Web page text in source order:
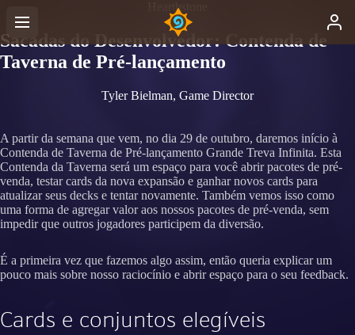
Hearthstone
Sacadas do Desenvolvedor: Contenda de
Taverna de Pré-lançamento
Tyler Bielman, Game Director
A partir da semana que vem, no dia 29 de outubro, daremos início à
Contenda de Taverna de Pré-lançamento Grande Treva Infinita. Esta
Contenda da Taverna será um espaço para você abrir pacotes de pré-
venda, testar cards da nova expansão e ganhar novos cards para
atualizar seus decks e tentar novamente. Também vemos isso como
uma forma de agregar valor aos nossos pacotes de pré-venda, sem
impedir que outros jogadores participem da diversão.
É a primeira vez que fazemos algo assim, então queria explicar um
pouco mais sobre nosso raciocínio e abrir espaço para o seu feedback.
Cards e conjuntos elegíveis